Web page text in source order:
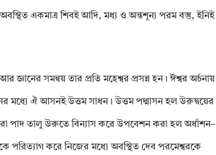
একমাত্র শিবই আদি, মধ্য ও অন্তশূন্য পরম বস্তু, ইনিই
সমন্বয় তার প্রতি মহেশ্বর প্রসন্ন হন। ঈশ্বর অর্চনায়
মধ্যে ঐ আসনই উত্তম সাধন। উত্তম পদ্মাসন হল উরুদ্বয়ের
পাদ তালু উরুতে বিন্যাস করে উপবেশন করা হল অর্ধাশন–
পরিত্যাগ করে নিজের মধ্যে অবস্থিত দেব পরমেশ্বরকে